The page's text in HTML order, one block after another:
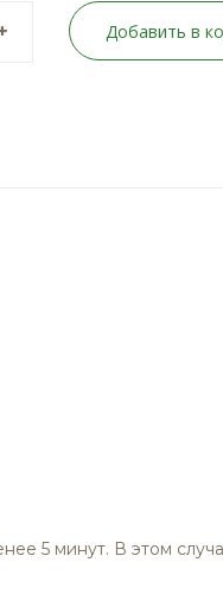
Добавить в
5 минут. В этом